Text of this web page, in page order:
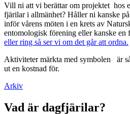
Vill ni att vi berättar om projektet hos
fjärilar i allmänhet? Håller ni kanske
inför vårens möten i en krets av
entomologisk förening eller kanske en
eller ring så ser vi om det går att ordna.
Aktiviteter märkta med symbolen
är
ut en kostnad för.
Arkiv
Vad är dagfjärilar?